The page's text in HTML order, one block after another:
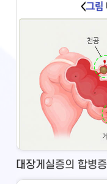
대장게실증의 합병증